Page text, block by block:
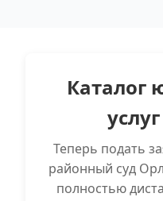
Каталог
Теперь подать
районный суд
полностью